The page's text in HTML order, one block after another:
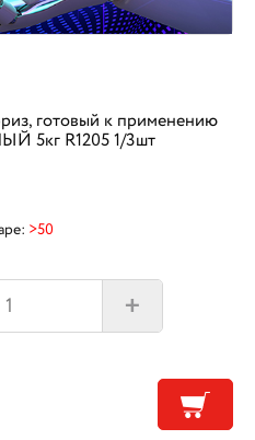
готовый к применению
5кг R1205 1/3шт
>50
+